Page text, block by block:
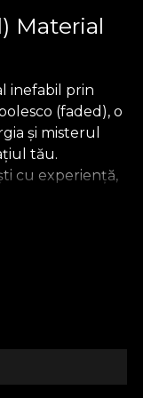
Material
inefabil prin
(faded), o
și misterul
tău.
cu experiență,
captivante
textil premium
adăugând
creativă asupra
pentru